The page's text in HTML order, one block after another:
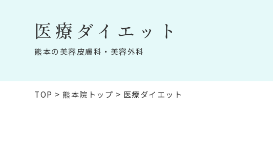
医療ダイエット
熊本の美容皮膚科・美容外科
TOP >熊本院トップ > 医療ダイエット